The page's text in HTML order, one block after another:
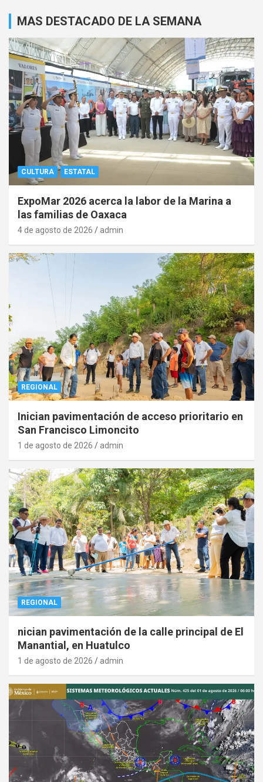
MAS DESTACADO DE LA SEMANA
CULTURA ESTATAL
ExpoMar 2026 acerca la labor de la Marina a
las familias de Oaxaca
4 de agosto de 2026 admin
REGIONAL
Inician pavimentación de acceso prioritario en
San Francisco Limoncito
1 de agosto de 2026 admin
REGIONAL
nician pavimentación de la calle principal de El
Manantial, en Huatulco
1 de agosto de 2026 admin